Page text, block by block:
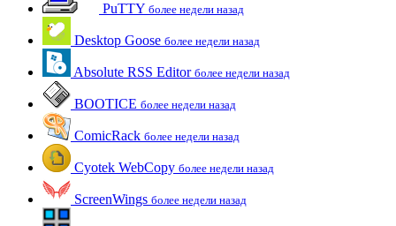
PuTTY более недели назад
Desktop Goose более недели назад
Absolute RSS Editor более недели назад
BOOTICE более недели назад
ComicRack более недели назад
Cyotek WebCopy более недели назад
ScreenWings более недели назад